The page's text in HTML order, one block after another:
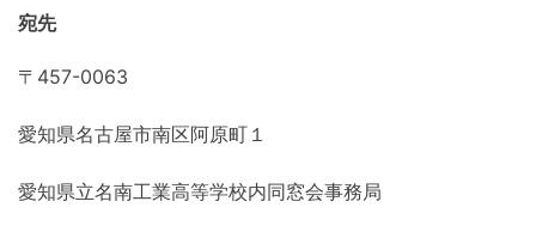
宛先
〒457-0063
愛知県名古屋市南区阿原町１
愛知県立名南工業高等学校内同窓会事務局